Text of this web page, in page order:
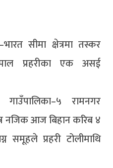
सीमा क्षेत्रमा तस्कर
प्रहरीका एक असई
रामनगर
नजिक आज बिहान करिब ४
प्रहरी टोलीमाथि